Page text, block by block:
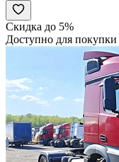
Скидка до 5%
Доступно для покупки